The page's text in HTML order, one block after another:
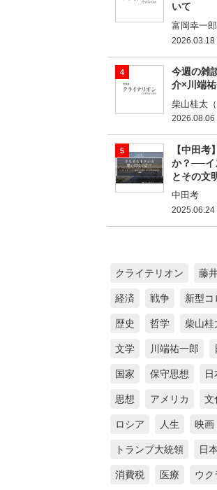
いて
富岡幸一
2026.03.18
今週の雑
介×川端
柴山桂太
2026.08.06
【中田
か？──イ
とその文
中田考
2025.06.24
クライテリオン 藤
経済 戦争 新型コ
歴史 哲学 柴山桂
文学 川端祐一郎
国家 保守思想 日
思想 アメリカ 文
ロシア 人生 映画
トランプ大統領 日
消費税 医療 ウク